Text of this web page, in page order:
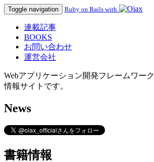
Toggle navigation Ruby on Rails with
連載記事
BOOKS
お問い合わせ
運営会社
Webアプリケーション開発フレームワーク
情報サイトです。
News
書籍情報